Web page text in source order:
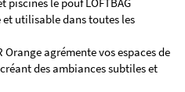
et utilisable dans toutes les
Orange agrémente vos espaces de
des ambiances subtiles et